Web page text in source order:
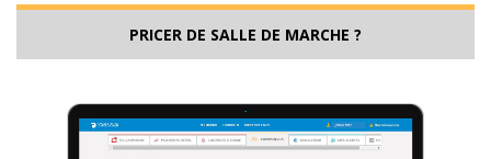
PRICER DE SALLE DE MARCHE ?